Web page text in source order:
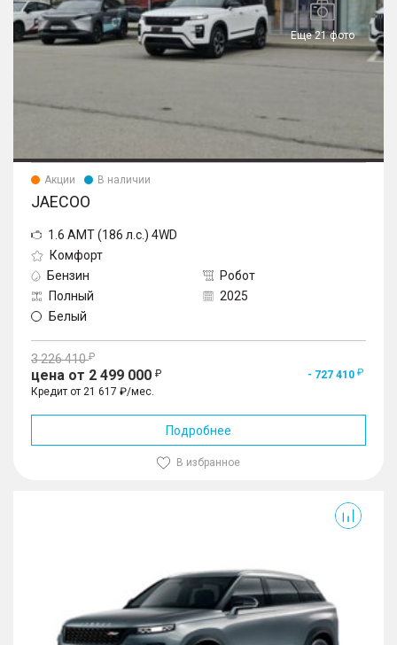
Еще 21 фото
Акции В наличии
JAECOO
1.6 AMT (186 л.с.) 4WD
Комфорт
Бензин
Робот
Полный
2025
Белый
3 226 410
цена от 2 499 000
- 727 410
Кредит от 21 617 ₽/мес.
Подробнее
В избранное